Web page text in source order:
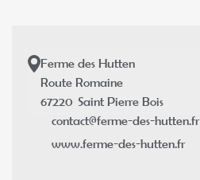
Ferme des Hutten
Route Romaine
67220 Saint Pierre Bois
contact@ferme-des-hutten.fr
www.ferme-des-hutten.fr